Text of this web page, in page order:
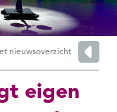
nieuwsoverzicht
eigen